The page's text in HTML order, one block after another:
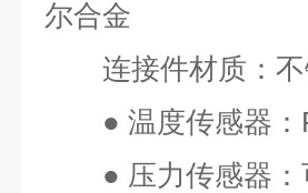
尔合金
连接件材质：不
● 温度传感器：
● 压力传感器